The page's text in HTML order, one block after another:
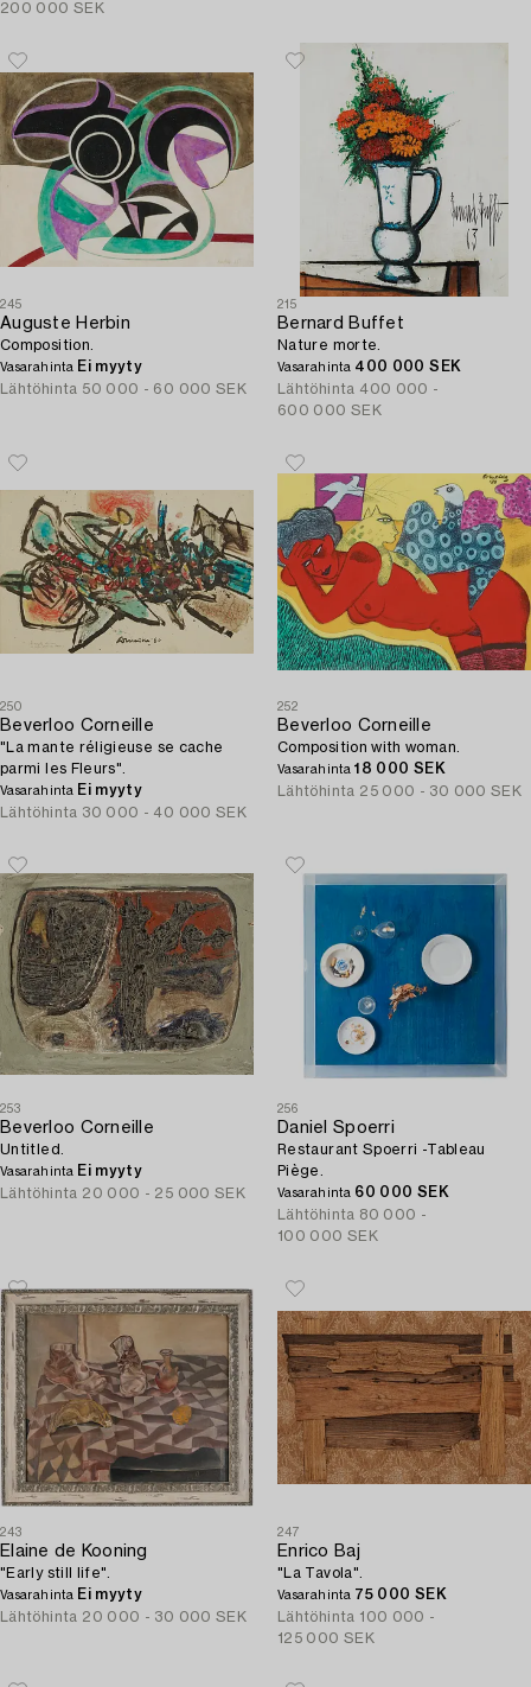
200 000 SEK
245
Auguste Herbin
Composition.
Vasarahinta Ei myyty
Lähtöhinta 50 000 - 60 000 SEK
215
Bernard Buffet
Nature morte.
Vasarahinta 400 000 SEK
Lähtöhinta 400 000 -
600 000 SEK
250
Beverloo Corneille
"La mante réligieuse se cache
parmi les Fleurs".
Vasarahinta Ei myyty
Lähtöhinta 30 000 - 40 000 SEK
252
Beverloo Corneille
Composition with woman.
Vasarahinta18 000 SEK
Lähtöhinta 25 000 - 30 000 SEK
253
Beverloo Corneille
Untitled.
Vasarahinta Ei myyty
Lähtöhinta 20 000 - 25 000 SEK
256
Daniel Spoerri
Restaurant Spoerri -Tableau
Piège.
Vasarahinta 60 000 SEK
Lähtöhinta 80 000 -
100 000 SEK
243
Elaine de Kooning
"Early still life".
Vasarahinta Ei myyty
Lähtöhinta 20 000 - 30 000 SEK
247
Enrico Baj
"La Tavola".
Vasarahinta 75 000 SEK
Lähtöhinta 100 000 -
125 000 SEK